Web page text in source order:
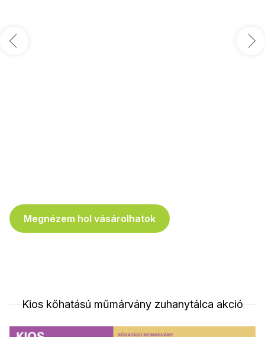
Megnézem hol vásárolhatok
Kios kőhatású műmárvány zuhanytálca akció